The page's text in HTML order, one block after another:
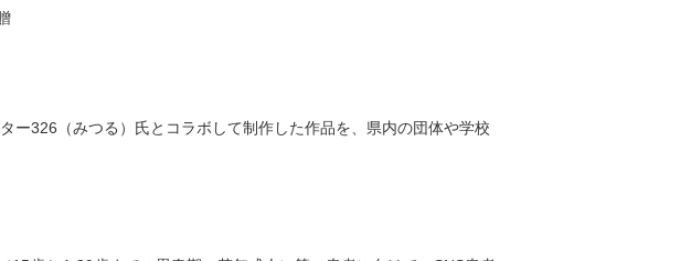
326（みつる）氏とコラボして制作した作品を、県内の団体や学校